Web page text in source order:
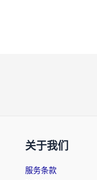
关于我们
服务条款